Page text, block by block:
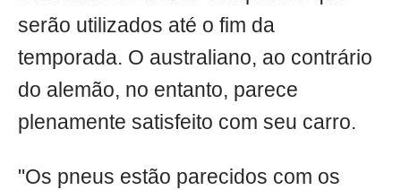
serão utilizados até o fim da
temporada. O australiano, ao contrário
do alemão, no entanto, parece
plenamente satisfeito com seu carro.
"Os pneus estão parecidos com os